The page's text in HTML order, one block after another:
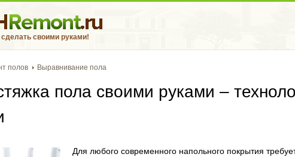
своими руками!
полов Выравнивание пола
пола своими руками –
Для любого современного напольного покрытия